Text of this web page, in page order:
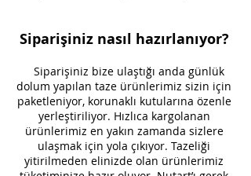
Siparişiniz nasıl hazırlanıyor?
Siparişiniz bize ulaştığı anda günlük
dolum yapılan taze ürünlerimiz sizin için
paketleniyor, korunaklı kutularına özenle
yerleştiriliyor. Hızlıca kargolanan
ürünlerimiz en yakın zamanda sizlere
ulaşmak için yola çıkıyor. Tazeliği
yitirilmeden elinizde olan ürünlerimiz